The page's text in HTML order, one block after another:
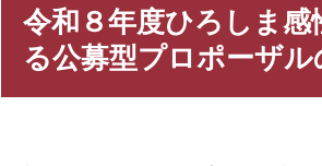
令和８年度ひろしま
る公募型プロポーザ